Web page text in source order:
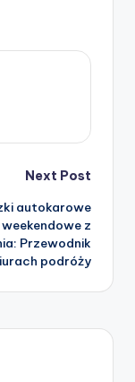
Next Post
autokarowe
weekendowe z
Przewodnik
podróży